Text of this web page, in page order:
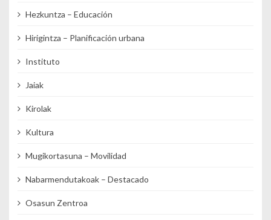
Hezkuntza – Educación
Hirigintza – Planificación urbana
Instituto
Jaiak
Kirolak
Kultura
Mugikortasuna – Movilidad
Nabarmendutakoak – Destacado
Osasun Zentroa